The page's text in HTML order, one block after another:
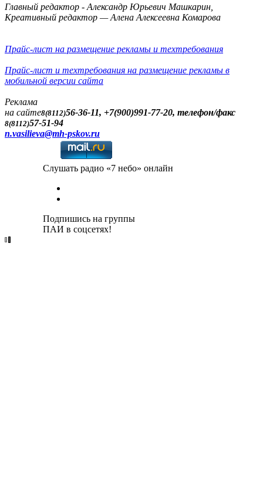
Главный редактор - Александр Юрьевич Машкарин,
Креативный редактор — Алена Алексеевна Комарова
Прайс-лист на размещение рекламы и техтребования
Прайс-лист и техтребования на размещение рекламы в
мобильной версии сайта
Реклама
на сайте8(8112)56-36-11, +7(900)991-77-20, телефон/факс
8(8112)57-51-94
n.vasilieva@mh-pskov.ru
Слушать радио «7 небо» онлайн
Подпишись на группы
ПАИ в соцсетях!